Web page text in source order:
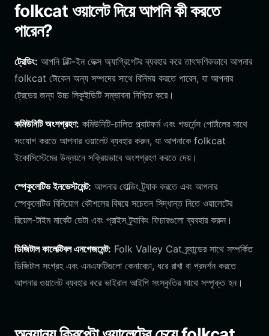
folkcat ওয়ালেট দিয়ে আপনি কী করতে
পারেন?
ট্রেডিং: আপনি বিল্ট-ইন ডেক্স অ্যাগ্রিগেটর ব্যবহার করে তাৎক্ষণিকভাবে আপনার
folkcat টোকেন অন্য সম্পদের সাথে বিনিময় করতে পারেন, যা আপনার
ট্রেডের জন্য উচ্চ লিকুইডিটি সম্ভাবনা নিশ্চিত করে।
কমিউনিটি অংশগ্রহণ: কমিউনিটি-চালিত প্ল্যাটফর্ম এবং গভর্নেন্স পোর্টালের সাথে
সংযোগ করতে আপনার ওয়ালেট ব্যবহার করুন, যা আপনাকে folkcat
ইকোসিস্টেমের উন্নয়নে সক্রিয়ভাবে অংশগ্রহণ করতে দেয়।
স্পেকুলেটিভ ইনভেস্টমেন্ট: আপনার হোল্ডিং ট্র্যাক করতে এবং আপনার
স্পেকুলেটিভ বিনিয়োগ কৌশলের বিষয়ে সচেতন সিদ্ধান্ত নিতে ওয়ালেটের
রিয়েল-টাইম মার্কেট ডেটা এবং প্রাইস ট্র্যাকিং ফিচারগুলো ব্যবহার করুন।
ডিজিটাল কালেক্টিবল এনগেজমেন্ট: Folk Valley Cat ব্র্যান্ডের সাথে সম্পর্কিত
ডিজিটাল সংগ্রহ এবং এনএফটিগুলো কেনাবেচা, ধরে রাখা বা প্রদর্শন করতে
আপনার ওয়ালেট ব্যবহার করে ভাইরাল আইপি সংস্কৃতির সাথে সম্পৃক্ত হন।